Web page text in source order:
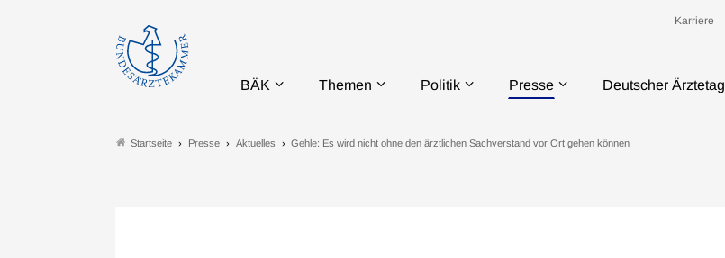
Karriere
BÄK Themen Politik Presse Deutscher Ärztetag
Startseite Presse Aktuelles Gehle: Es wird nicht ohne den ärztlichen Sachverstand vor Ort gehen können